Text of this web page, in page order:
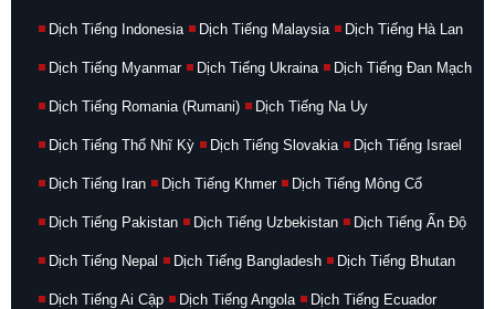
Dịch Tiếng Indonesia Dịch Tiếng Malaysia Dịch Tiếng Hà Lan
Dịch Tiếng Myanmar Dịch Tiếng Ukraina Dịch Tiếng Đan Mạch
Dịch Tiếng Romania (Rumani) Dịch Tiếng Na Uy
Dịch Tiếng Thổ Nhĩ Kỳ Dịch Tiếng Slovakia Dịch Tiếng Israel
Dịch Tiếng Iran Dịch Tiếng Khmer Dịch Tiếng Mông Cổ
Dịch Tiếng Pakistan Dịch Tiếng Uzbekistan Dịch Tiếng Ấn Độ
Dịch Tiếng Nepal Dịch Tiếng Bangladesh Dịch Tiếng Bhutan
Dịch Tiếng Ai Cập Dịch Tiếng Angola Dịch Tiếng Ecuador